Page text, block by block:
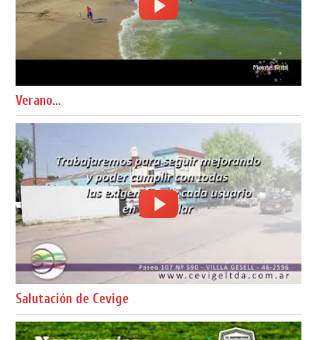
Verano...
Salutación de Cevige